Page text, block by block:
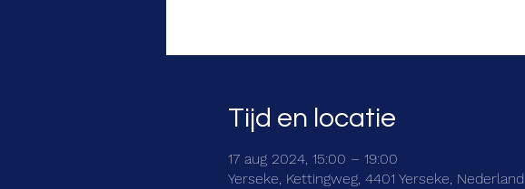
Tijd en locatie
17 aug 2024, 15:00 – 19:00
Yerseke, Kettingweg, 4401 Yerseke, Nederland